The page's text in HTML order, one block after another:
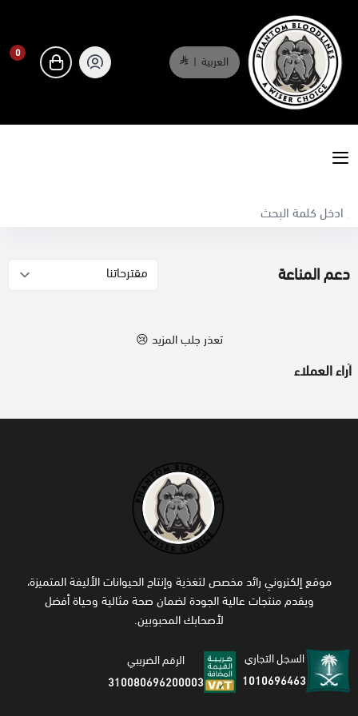
phantombloodlinesالعربية |
0
دعم المناعة
تعذر جلب المزيد 😢
آراء العملاء
موقع إلكتروني رائد مخصص لتغذية وإنتاج الحيوانات الأليفة المتميزة،
ويقدم منتجات عالية الجودة لضمان صحة مثالية وحياة أفضل
لأصحابك المحبوبين.
السجل التجاري
1010696463
الرقم الضريبي
310080696200003